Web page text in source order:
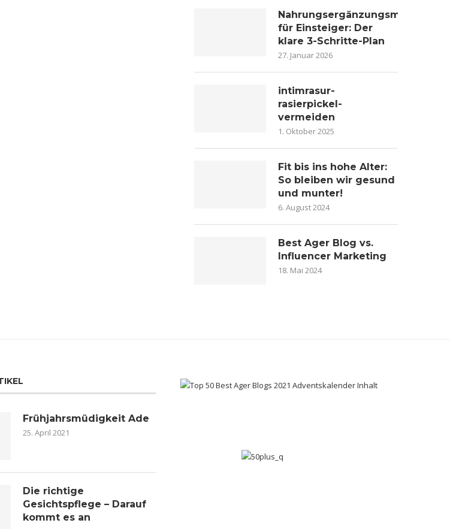
Nahrungsergänzungsmittel
für Einsteiger: Der
klare 3-Schritte-Plan
27. Januar 2026
intimrasur-
rasierpickel-
vermeiden
1. Oktober 2025
Fit bis ins hohe Alter:
So bleiben wir gesund
und munter!
6. August 2024
Best Ager Blog vs.
Influencer Marketing
18. Mai 2024
Frühjahrsmüdigkeit Ade
25. April 2021
Die richtige
Gesichtspflege – Darauf
kommt es an